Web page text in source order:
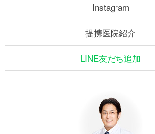
Instagram
提携医院紹介
LINE友だち追加